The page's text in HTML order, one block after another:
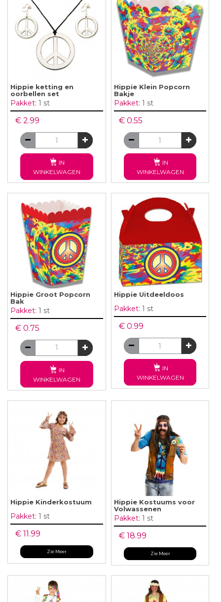
Hippie ketting en
oorbellen set
Pakket: 1 st
€ 2.99
IN
WINKELWAGEN
Hippie Klein Popcorn
Bakje
Pakket: 1 st
€ 0.55
IN
WINKELWAGEN
Hippie Groot Popcorn
Bak
Pakket: 1 st
€ 0.75
IN
WINKELWAGEN
Hippie Uitdeeldoos
Pakket: 1 st
€ 0.99
IN
WINKELWAGEN
Hippie Kinderkostuum
Pakket: 1 st
€ 11.99
Zie Meer
Hippie Kostuums voor
Volwassenen
Pakket: 1 st
€ 18.99
Zie Meer